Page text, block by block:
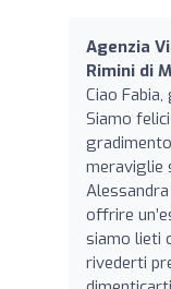
Agenzia
Rimini di
Ciao
Siamo
meraviglie
offrire
siamo lieti
rivederti